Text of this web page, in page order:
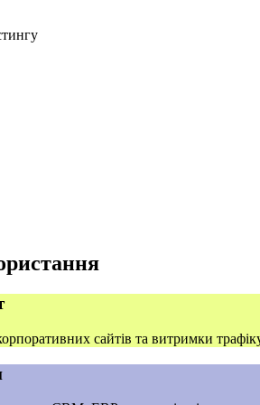
сайтів та витримки